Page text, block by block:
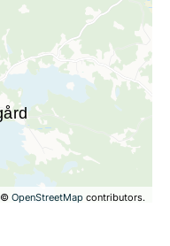
©OpenStreetMap contributors.